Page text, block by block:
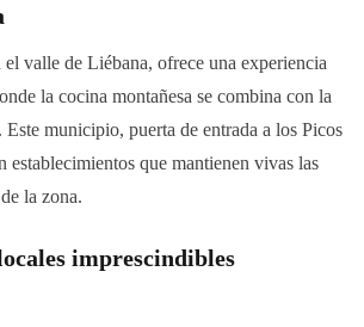
valle de Liébana, ofrece una experiencia
la cocina montañesa se combina con la
municipio, puerta de entrada a los Picos
establecimientos que mantienen vivas las
la zona.
imprescindibles